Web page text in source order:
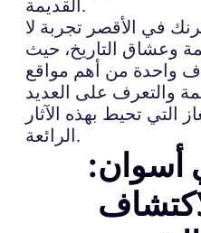
القديمة.
في الأقصر تجربة لا
وعشاق التاريخ، حيث
واحدة من أهم مواقع
والتعرف على العديد
التي تحيط بهذه الآثار
الرائعة.
أسوان: